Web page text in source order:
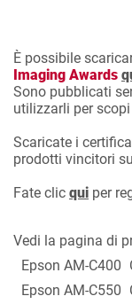
È possibile
Imaging Awards
Sono pubblicati
utilizzarli per
Scaricate i
prodotti vincitori
Fate clic qui per
Vedi la pagina di
Epson AM-C400
Epson AM-C550